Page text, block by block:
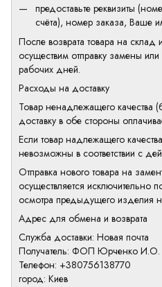
предоставьте реквизиты
счёта), номер заказа, Ваше
После возврата товара на
осуществим отправку замены
рабочих дней.
Расходы на доставку
Товар ненадлежащего качества
доставку в обе стороны
Если товар надлежащего
невозможны в соответствии с
Отправка нового товара на
осуществляется исключительно
осмотра предыдущего изделия
Адрес для обмена и возврата
Служба доставки: Новая почта
Получатель: ФОП Юрченко И.О.
Телефон: +380756138770
город: Киев